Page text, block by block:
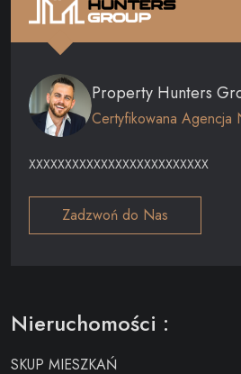
Property Hunters
Certyfikowana Agencja
XXXXXXXXXXXXXXXXXXXXXXXXX
Zadzwoń do Nas
Nieruchomości :
SKUP MIESZKAŃ